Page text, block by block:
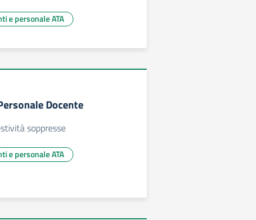
e personale ATA
Docente
soppresse
e personale ATA